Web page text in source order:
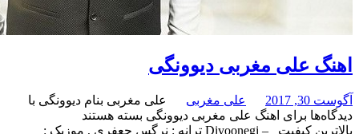
مغربی دیوونگی
علی مغربی
برای اهنگ علی مغربی دیوونگی بسته هستند
علی مغربی بنام دیوونگی با
بالاترین کیفیت – Divoonegi ترانه : نرگس جعفری , موزیک :